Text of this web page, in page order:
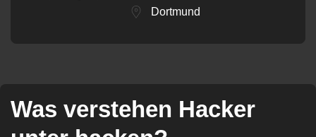
Was verstehen Hacker
Dortmund